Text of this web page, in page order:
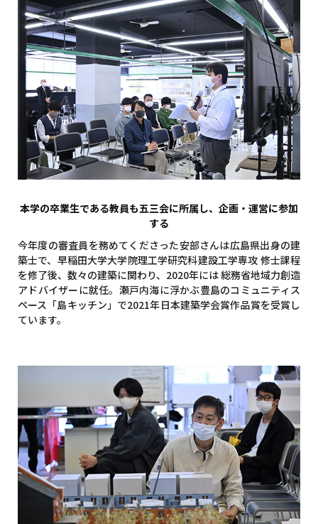
本学の卒業生である教員も五三会に所属し、企画・運営に参加
する
今年度の審査員を務めてくださった安部さんは広島県出身の建
築士で、早稲田大学大学院理工学研究科建設工学専攻 修士課程
を修了後、数々の建築に関わり、2020年には 総務省地域力創造
アドバイザーに就任。瀬戸内海に浮かぶ豊島のコミュニティス
ペース「島キッチン」で2021年日本建築学会賞作品賞を受賞し
ています。